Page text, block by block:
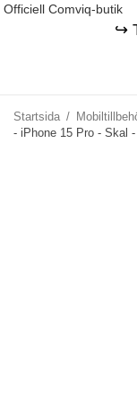
Officiell Comviq-butik
↪️
Startsida /
- iPhone 15 Pro - Skal